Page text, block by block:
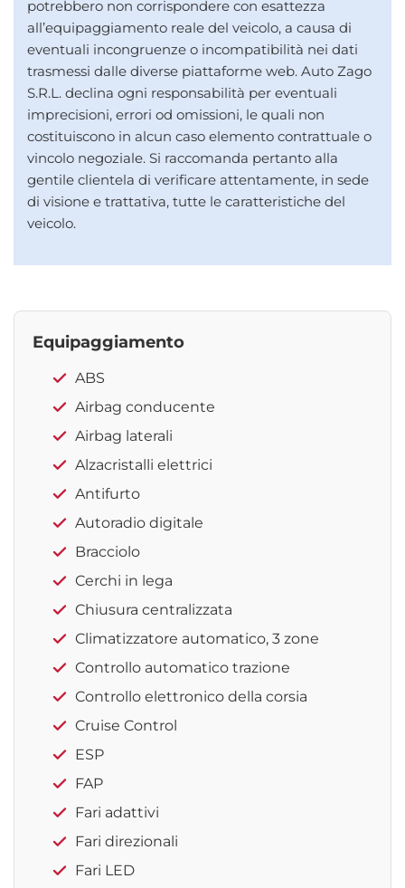
potrebbero non corrispondere con esattezza
all’equipaggiamento reale del veicolo, a causa di
eventuali incongruenze o incompatibilità nei dati
trasmessi dalle diverse piattaforme web. Auto Zago
S.R.L. declina ogni responsabilità per eventuali
imprecisioni, errori od omissioni, le quali non
costituiscono in alcun caso elemento contrattuale o
vincolo negoziale. Si raccomanda pertanto alla
gentile clientela di verificare attentamente, in sede
di visione e trattativa, tutte le caratteristiche del
veicolo.
Equipaggiamento
ABS
Airbag conducente
Airbag laterali
Alzacristalli elettrici
Antifurto
Autoradio digitale
Bracciolo
Cerchi in lega
Chiusura centralizzata
Climatizzatore automatico, 3 zone
Controllo automatico trazione
Controllo elettronico della corsia
Cruise Control
ESP
FAP
Fari adattivi
Fari direzionali
Fari LED